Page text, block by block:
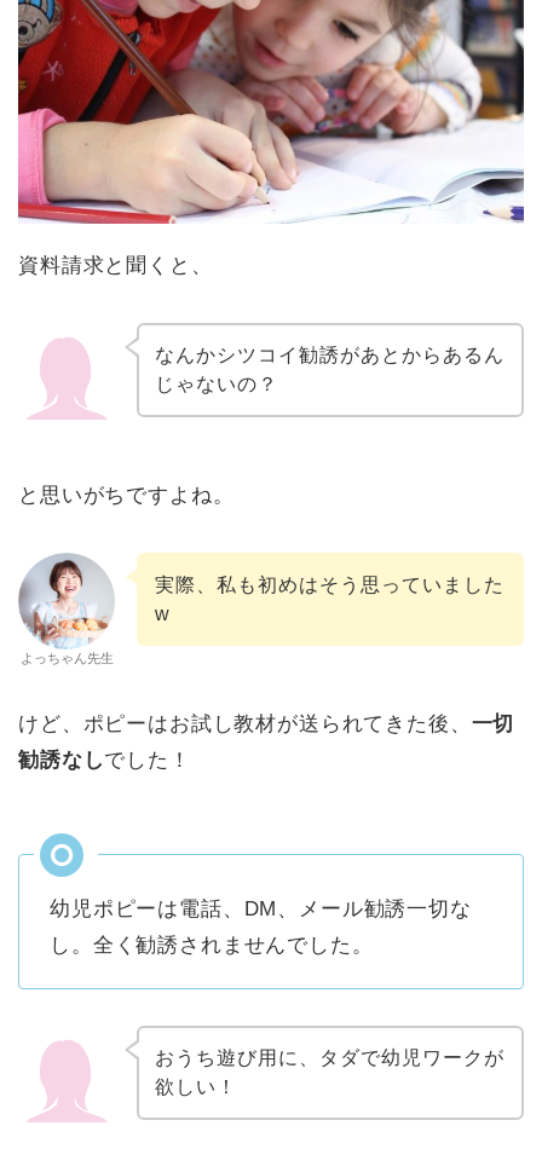
資料請求と聞くと、
なんかシツコイ勧誘があとからあるん
じゃないの？
と思いがちですよね。
よっちゃん先生
実際、私も初めはそう思っていました
w
けど、ポピーはお試し教材が送られてきた後、 一切
勧誘なしでした！
幼児ポピーは電話、DM、メール勧誘一切な
し。全く勧誘されませんでした。
おうち遊び用に、タダで幼児ワークが
欲しい！